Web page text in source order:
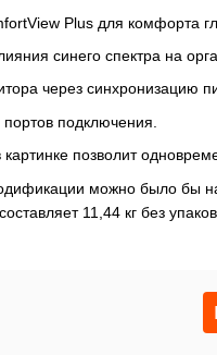
Plus для комфорта
синего спектра на
через синхронизацию
подключения.
позволит
можно было бы
11,44 кг без